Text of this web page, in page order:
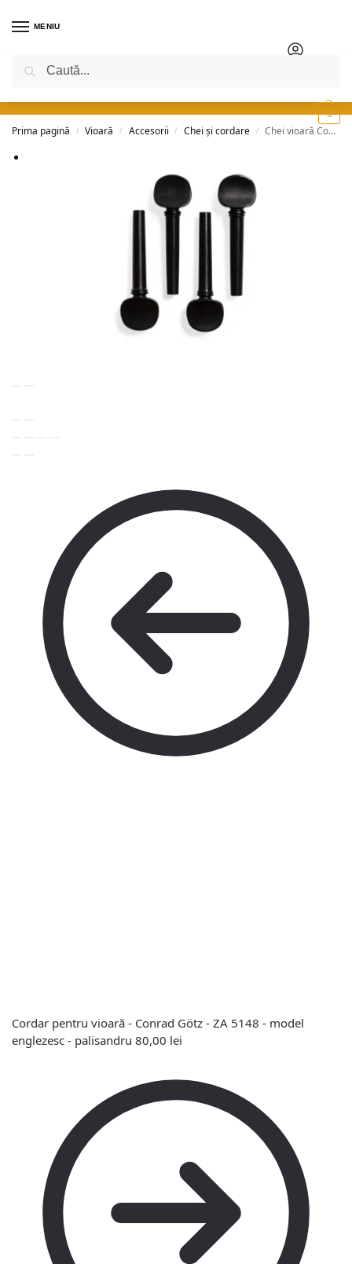
MENIU
0
Prima pagină
/ Vioară / Accesorii / Chei și cordare / Chei vioară Conrad Götz – ZW-910-MED – model german – abanos
Cordar pentru vioară - Conrad Götz - ZA 5148 - model
englezesc - palisandru 80,00 lei